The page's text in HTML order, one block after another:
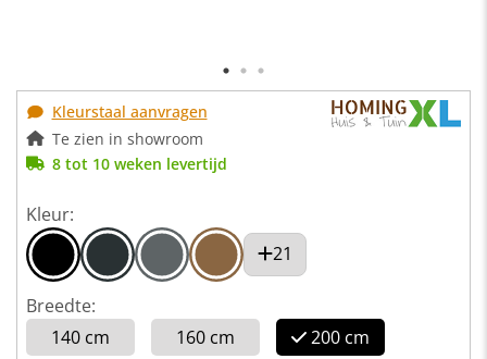
Kleurstaal aanvragen
Te zien in showroom
8 tot 10 weken levertijd
Kleur:
21
Breedte:
140 cm
160 cm 200 cm